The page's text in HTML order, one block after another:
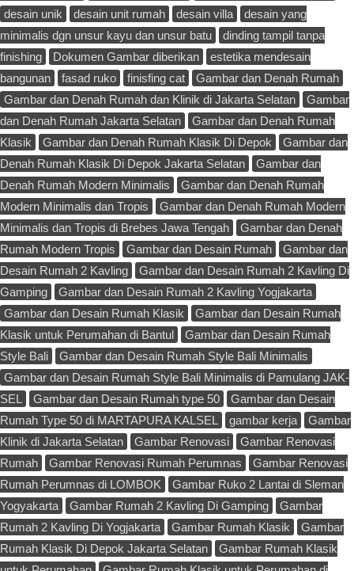
desain unik
desain unit rumah desain villa
desain yang
minimalis dgn unsur kayu dan unsur batu
dinding tampil tanpa
finishing
Dokumen Gambar diberikan
estetika mendesain
bangunan
fasad ruko finisfing cat
Gambar dan Denah Rumah
Gambar dan Denah Rumah dan Klinik di Jakarta Selatan
Gambar
dan Denah Rumah Jakarta Selatan
Gambar dan Denah Rumah
Klasik
Gambar dan Denah Rumah Klasik Di Depok
Gambar dan
Denah Rumah Klasik Di Depok Jakarta Selatan
Gambar dan
Denah Rumah Modern Minimalis
Gambar dan Denah Rumah
Modern Minimalis dan Tropis
Gambar dan Denah Rumah Modern
Minimalis dan Tropis di Brebes Jawa Tengah
Gambar dan Denah
Rumah Modern Tropis
Gambar dan Desain Rumah
Gambar dan
Desain Rumah 2 Kavling
Gambar dan Desain Rumah 2 Kavling Di
Gamping
Gambar dan Desain Rumah 2 Kavling Yogjakarta
Gambar dan Desain Rumah Klasik
Gambar dan Desain Rumah
Klasik untuk Perumahan di Bantul
Gambar dan Desain Rumah
Style Bali
Gambar dan Desain Rumah Style Bali Minimalis
Gambar dan Desain Rumah Style Bali Minimalis di Pamulang JAK-
SEL
Gambar dan Desain Rumah type 50
Gambar dan Desain
Rumah Type 50 di MARTAPURA KALSEL
gambar kerja
Gambar
Klinik di Jakarta Selatan
Gambar Renovasi
Gambar Renovasi
Rumah
Gambar Renovasi Rumah Perumnas
Gambar Renovasi
Rumah Perumnas di LOMBOK
Gambar Ruko 2 Lantai di Sleman
Yogyakarta
Gambar Rumah 2 Kavling Di Gamping
Gambar
Rumah 2 Kavling Di Yogjakarta
Gambar Rumah Klasik
Gambar
Rumah Klasik Di Depok Jakarta Selatan
Gambar Rumah Klasik